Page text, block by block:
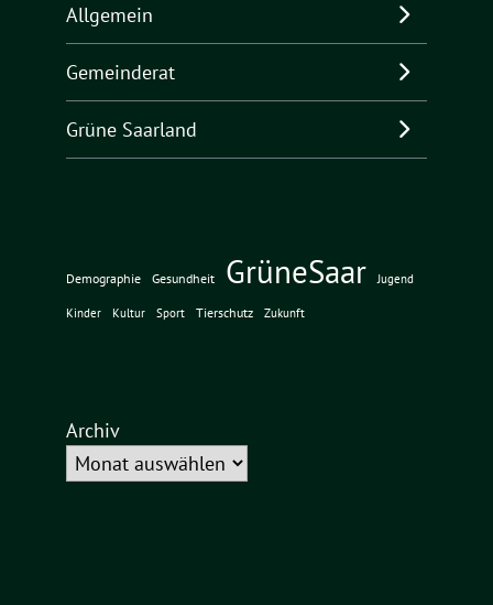
Allgemein
Gemeinderat
Grüne Saarland
Demographie Gesundheit GrüneSaar Jugend
Kinder Kultur Sport Tierschutz Zukunft
Archiv